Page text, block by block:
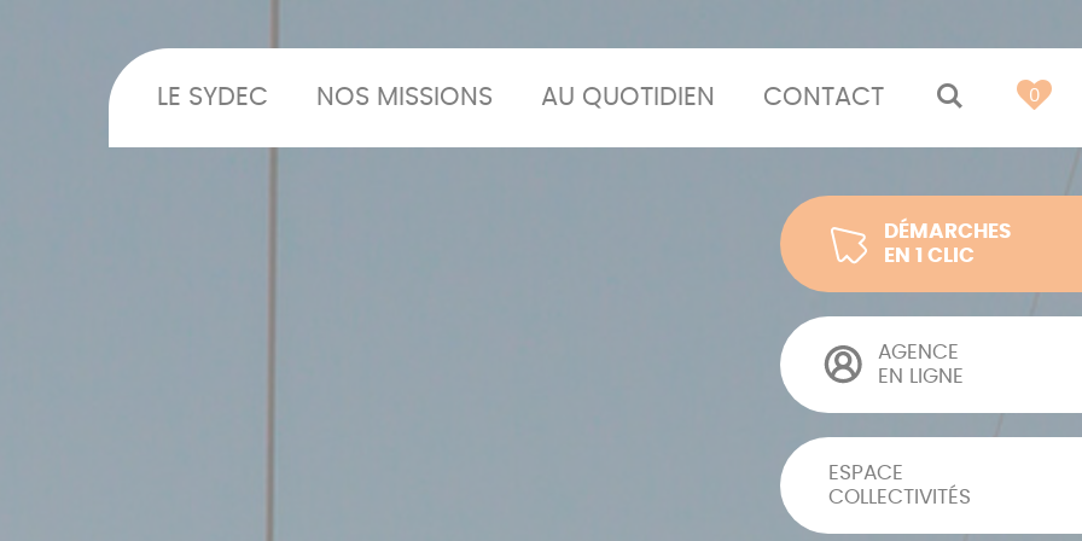
LE SYDEC NOS MISSIONS AU QUOTIDIEN CONTACT 0
DÉMARCHES
EN 1 CLIC
AGENCE
EN LIGNE
ESPACE
COLLECTIVITÉS